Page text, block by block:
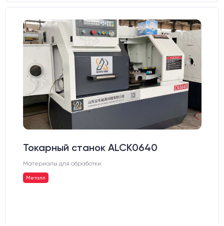
Токарный станок ALCK0640
Материалы для обработки:
Металл